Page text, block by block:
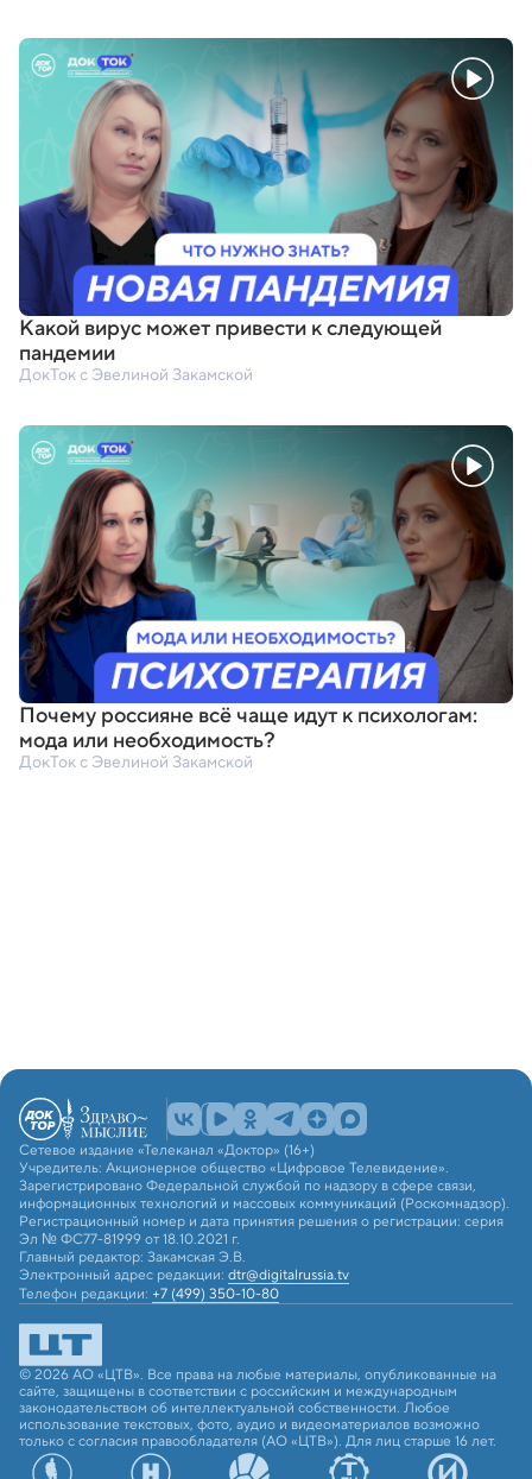
Какой вирус может привести к следующей
пандемии
ДокТок с Эвелиной Закамской
Почему россияне всё чаще идут к психологам:
мода или необходимость?
ДокТок с Эвелиной Закамской
Сетевое издание «Телеканал «Доктор» (16+)
Учредитель: Акционерное общество «Цифровое Телевидение».
Зарегистрировано Федеральной службой по надзору в сфере связи,
информационных технологий и массовых коммуникаций (Роскомнадзор).
Регистрационный номер и дата принятия решения о регистрации: серия
Эл № ФС77-81999 от 18.10.2021 г.
Главный редактор: Закамская Э.В.
Электронный адрес редакции: dtr@digitalrussia.tv
Телефон редакции: +7 (499) 350-10-80
© 2026 АО «ЦТВ». Все права на любые материалы, опубликованные на
сайте, защищены в соответствии с российским и международным
законодательством об интеллектуальной собственности. Любое
использование текстовых, фото, аудио и видеоматериалов возможно
только с согласия правообладателя (АО «ЦТВ»). Для лиц старше 16 лет.